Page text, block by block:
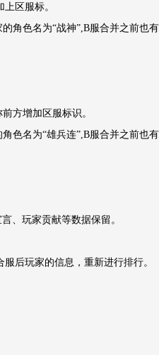
区服标。
角色名为“战神”,B服合并之前也
方增加区服标识。
色名为“雄兵连”,B服合并之前也
、玩家贡献等数据保留。
后玩家的信息，重新进行排行。